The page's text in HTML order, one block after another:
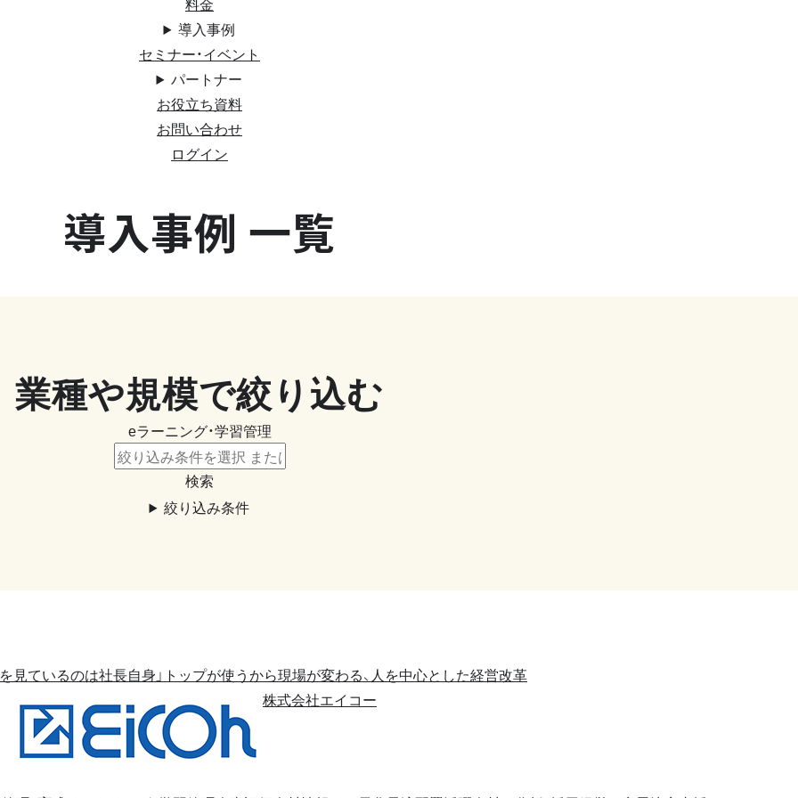
導入事例
セミナー・イベント
パートナー
お役立ち資料
お問い合わせ
ログイン
導入事例 一覧
業種や規模で絞り込む
eラーニング・学習管理
検索
絞り込み条件
見ているのは社長自身」トップが使うから現場が変わる、人を中心とした経営改革
株式会社エイコー